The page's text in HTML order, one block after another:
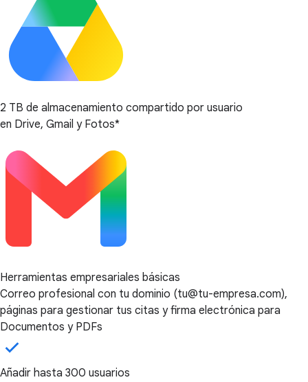
2 TB de almacenamiento compartido por usuario
en Drive, Gmail y Fotos*
Herramientas empresariales básicas
Correo profesional con tu dominio (tu@tu-empresa.com),
páginas para gestionar tus citas y firma electrónica para
Documentos y PDFs
Añadir hasta 300 usuarios